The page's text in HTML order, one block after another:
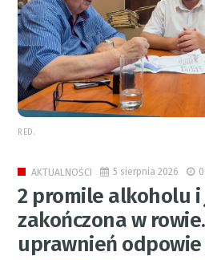
RED.
AKTUALNOŚCI 5 sierpnia 2026
2 promile alkoholu i
zakończona w
uprawnień